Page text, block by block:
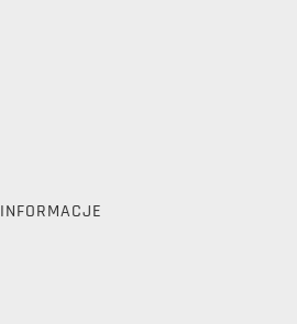
INFORMACJE